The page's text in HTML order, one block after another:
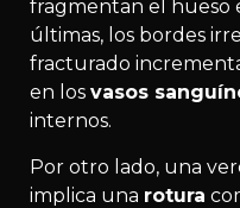
fragmentan el hueso
últimas, los bordes
fracturado
en los vasos
internos.
Por otro lado, una
implica una rotura